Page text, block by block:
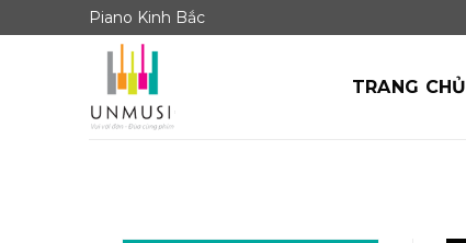
to
Piano Kinh Bắc
TRANG CHỦ